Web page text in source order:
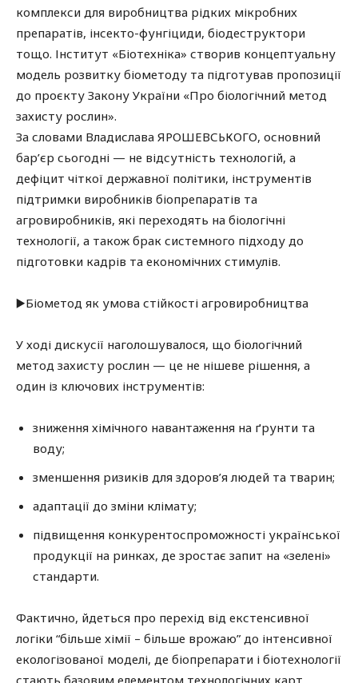
комплекси для виробництва рідких мікробних
препаратів, інсекто-фунгіциди, біодеструктори
тощо. Інститут «Біотехніка» створив концептуальну
модель розвитку біометоду та підготував пропозиції
до проєкту Закону України «Про біологічний метод
захисту рослин».
За словами Владислава ЯРОШЕВСЬКОГО, основний
бар’єр сьогодні — не відсутність технологій, а
дефіцит чіткої державної політики, інструментів
підтримки виробників біопрепаратів та
агровиробників, які переходять на біологічні
технології, а також брак системного підходу до
підготовки кадрів та економічних стимулів.
▶️Біометод як умова стійкості агровиробництва
У ході дискусії наголошувалося, що біологічний
метод захисту рослин — це не нішеве рішення, а
один із ключових інструментів:
зниження хімічного навантаження на ґрунти та
воду;
зменшення ризиків для здоров’я людей та тварин;
адаптації до зміни клімату;
підвищення конкурентоспроможності української
продукції на ринках, де зростає запит на «зелені»
стандарти.
Фактично, йдеться про перехід від екстенсивної
логіки “більше хімії – більше врожаю” до інтенсивної
екологізованої моделі, де біопрепарати і біотехнології
стають базовим елементом технологічних карт.